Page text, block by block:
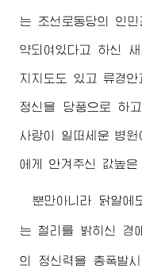
는 조선로동당의 인
약되여있다고 하신
지지도도 있고 류경
정신을 당풍으로 하
사랑이 일떠세운 병
에게 안겨주신 값높은
뿐만아니라 닭알
는 철리를 밝히신 경
의 정신력을 총폭발